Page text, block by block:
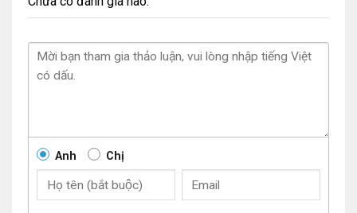
Anh Chị